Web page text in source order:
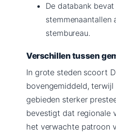
De databank
stemmenaantallen
stembureau.
Verschillen tussen
In grote steden scoort
bovengemiddeld, terwijl
gebieden sterker
bevestigt dat regionale
het verwachte patroon